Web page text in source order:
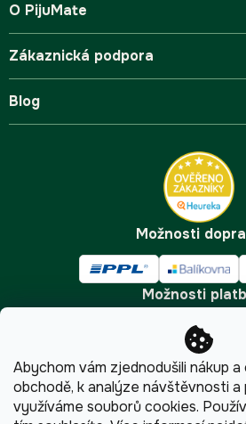
Abychom vám zjednodušili nákup
obchodě, k analýze návštěvnosti a
využíváme souborů cookies.
O PijuMate
Náš příběh
Zákaznická podpora
Kontakt
Blog
Možnosti
Možnosti